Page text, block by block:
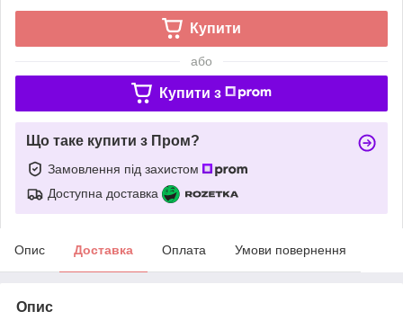
Купити
або
Купити з
Що таке купити з Пром?
Замовлення під захистом
Доступна доставка
Опис Доставка Оплата Умови повернення
Опис